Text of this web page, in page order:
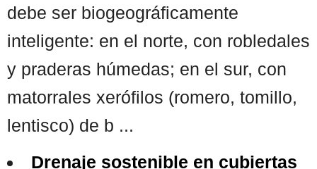
debe ser biogeográficamente
inteligente: en el norte, con robledales
y praderas húmedas; en el sur, con
matorrales xerófilos (romero, tomillo,
lentisco) de b ...
Drenaje sostenible en cubiertas